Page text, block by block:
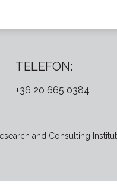
TELEFON:
+36 20 665 0384
and Consulting